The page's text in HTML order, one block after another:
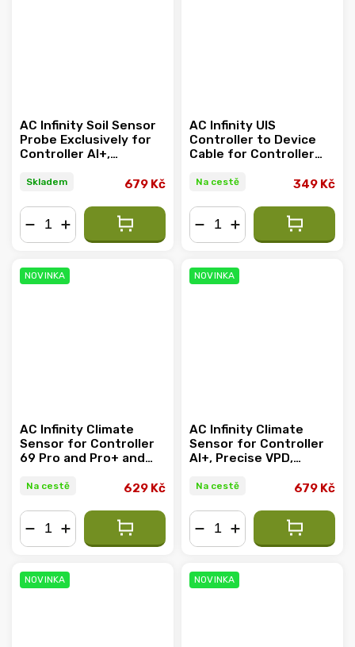
AC Infinity Soil Sensor
Probe Exclusively for
Controller AI+,
Saturation Levels,
Skladem 679 Kč
AC Infinity UIS
Controller to Device
Cable for Controller
and Pro+, Male to Male,
Na cestě 349 Kč
NOVINKA
AC Infinity Climate
Sensor for Controller
69 Pro and Pro+ and
Na cestě 629 Kč
NOVINKA
AC Infinity Climate
Sensor for Controller
AI+, Precise VPD,
Humidity Readings,
Na cestě 679 Kč
NOVINKA NOVINKA